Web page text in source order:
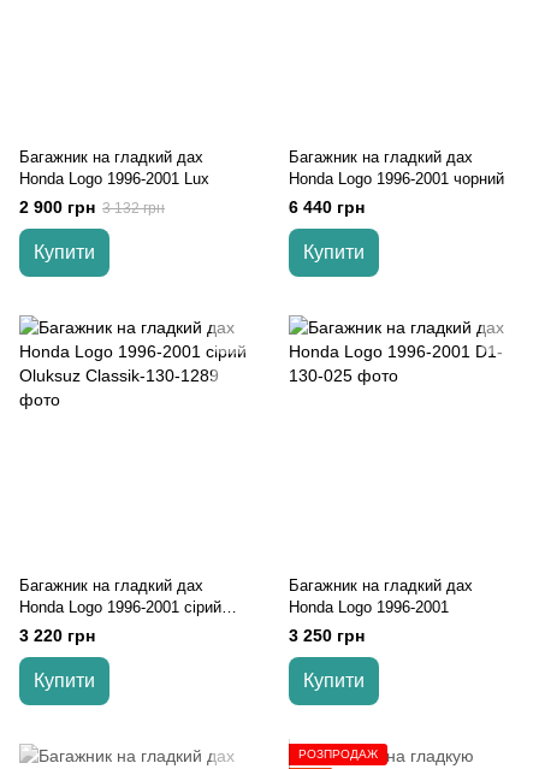
Багажник на гладкий дах
Honda Logo 1996-2001 Lux
2 900 грн 3 132 грн
Купити
Багажник на гладкий дах
Honda Logo 1996-2001 чорний
6 440 грн
Купити
Багажник на гладкий дах
Honda Logo 1996-2001 сірий
Oluksuz
3 220 грн
Купити
Багажник на гладкий дах
Honda Logo 1996-2001
3 250 грн
Купити
РОЗПРОДАЖ